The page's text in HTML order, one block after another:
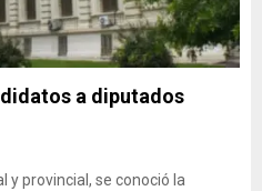
a diputados
y provincial, se conoció la